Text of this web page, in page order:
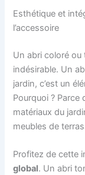
Esthétique et
l’accessoire
Un abri coloré ou
indésirable. Un
jardin, c’est un
Pourquoi ? Parce
matériaux du
meubles de
Profitez de cette
global. Un abri